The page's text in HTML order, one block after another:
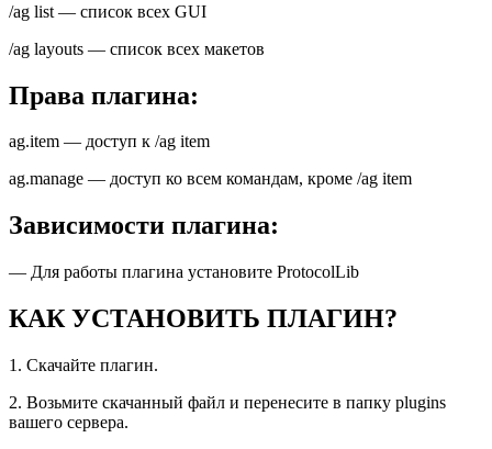
/ag list — список всех GUI
/ag layouts — список всех макетов
Права плагина:
ag.item — доступ к /ag item
ag.manage — доступ ко всем командам, кроме /ag item
Зависимости плагина:
— Для работы плагина установите ProtocolLib
КАК УСТАНОВИТЬ ПЛАГИН?
1. Скачайте плагин.
2. Возьмите скачанный файл и перенесите в папку plugins
вашего сервера.